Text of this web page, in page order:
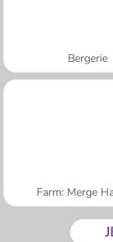
Bergerie
Farm: Merge